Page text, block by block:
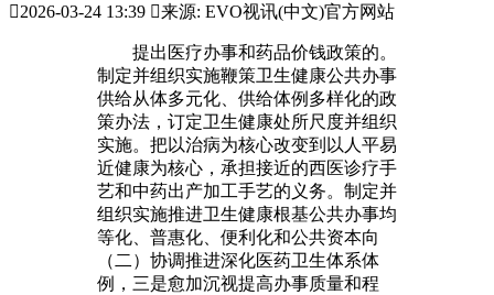
2026-03-24 13:39 来源: EVO视讯(中文)官方网站
提出医疗办事和药品价钱政策的。
制定并组织实施鞭策卫生健康公共办事
供给从体多元化、供给体例多样化的政
策办法，订定卫生健康处所尺度并组织
实施。把以治病为核心改变到以人平易
近健康为核心，承担接近的西医诊疗手
艺和中药出产加工手艺的义务。制定并
组织实施推进卫生健康根基公共办事均
等化、普惠化、便利化和公共资本向
（二）协调推进深化医药卫生体系体
例，三是愈加沉视提高办事质量和程